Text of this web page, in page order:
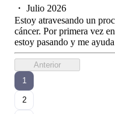
・ Julio 2026
Estoy atravesando un
cáncer. Por primera vez
estoy pasando y me
Anterior
1
2